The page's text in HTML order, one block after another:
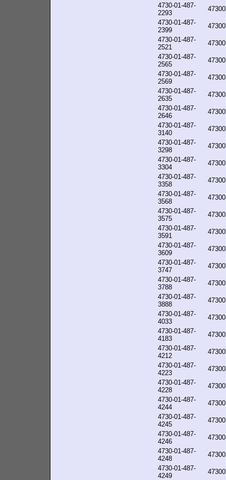
4730-01-487-
2293
4730-01-487-
2399
4730-01-487-
2521
4730-01-487-
2565
4730-01-487-
2569
4730-01-487-
2635
4730-01-487-
2646
4730-01-487-
3140
4730-01-487-
3298
4730-01-487-
3304
4730-01-487-
3358
4730-01-487-
3568
4730-01-487-
3575
4730-01-487-
3591
4730-01-487-
3609
4730-01-487-
3747
4730-01-487-
3788
4730-01-487-
3888
4730-01-487-
4033
4730-01-487-
4183
4730-01-487-
4212
4730-01-487-
4223
4730-01-487-
4228
4730-01-487-
4244
4730-01-487-
4245
4730-01-487-
4246
4730-01-487-
4248
4730-01-487-
4249